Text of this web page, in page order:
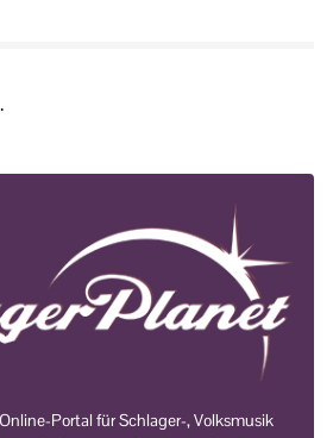
Portal für Schlager-, Volksmusik